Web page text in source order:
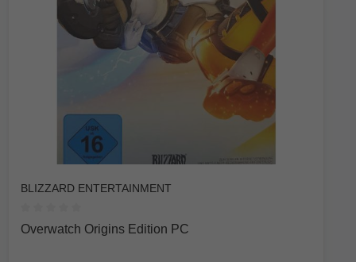
BLIZZARD ENTERTAINMENT
Durchschnittliche Bewertung von 0 von 5 Sternen
Overwatch Origins Edition PC